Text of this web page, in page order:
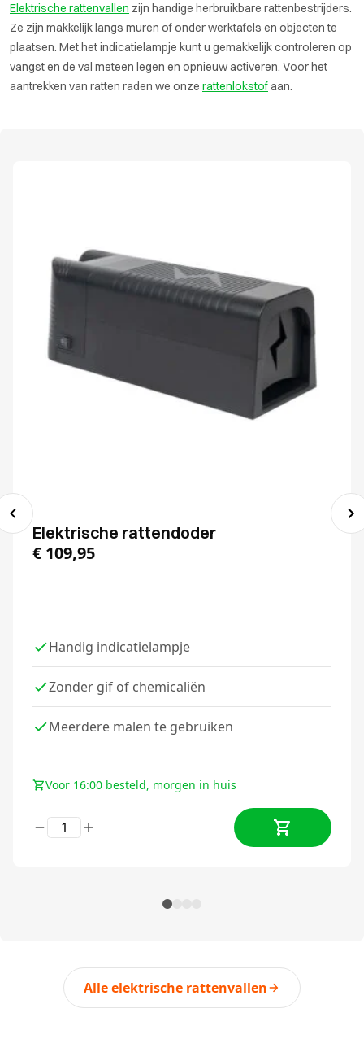
Elektrische rattenvallen zijn handige herbruikbare rattenbestrijders.
Ze zijn makkelijk langs muren of onder werktafels en objecten te
plaatsen. Met het indicatielampje kunt u gemakkelijk controleren op
vangst en de val meteen legen en opnieuw activeren. Voor het
aantrekken van ratten raden we onze rattenlokstofaan.
Elektrische rattendoder
€ 109,95
Handig indicatielampje
Zonder gif of chemicaliën
Meerdere malen te gebruiken
Voor 16:00 besteld, morgen in huis
Alle elektrische rattenvallen